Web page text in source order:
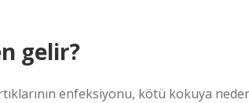
gelir?
enfeksiyonu, kötü kokuya